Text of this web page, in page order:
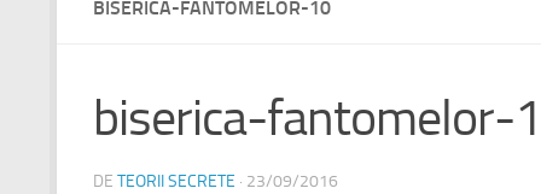
BISERICA-FANTOMELOR-10
biserica-fantomelor-
DE TEORII SECRETE · 23/09/2016